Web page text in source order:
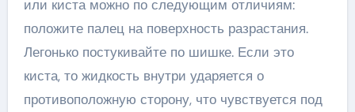
или киста можно по следующим отличиям:
положите палец на поверхность разрастания.
Легонько постукивайте по шишке. Если это
киста, то жидкость внутри ударяется о
противоположную сторону, что чувствуется под